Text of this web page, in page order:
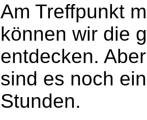
Am Treffpunkt
können wir die
entdecken. Aber
sind es noch
Stunden.